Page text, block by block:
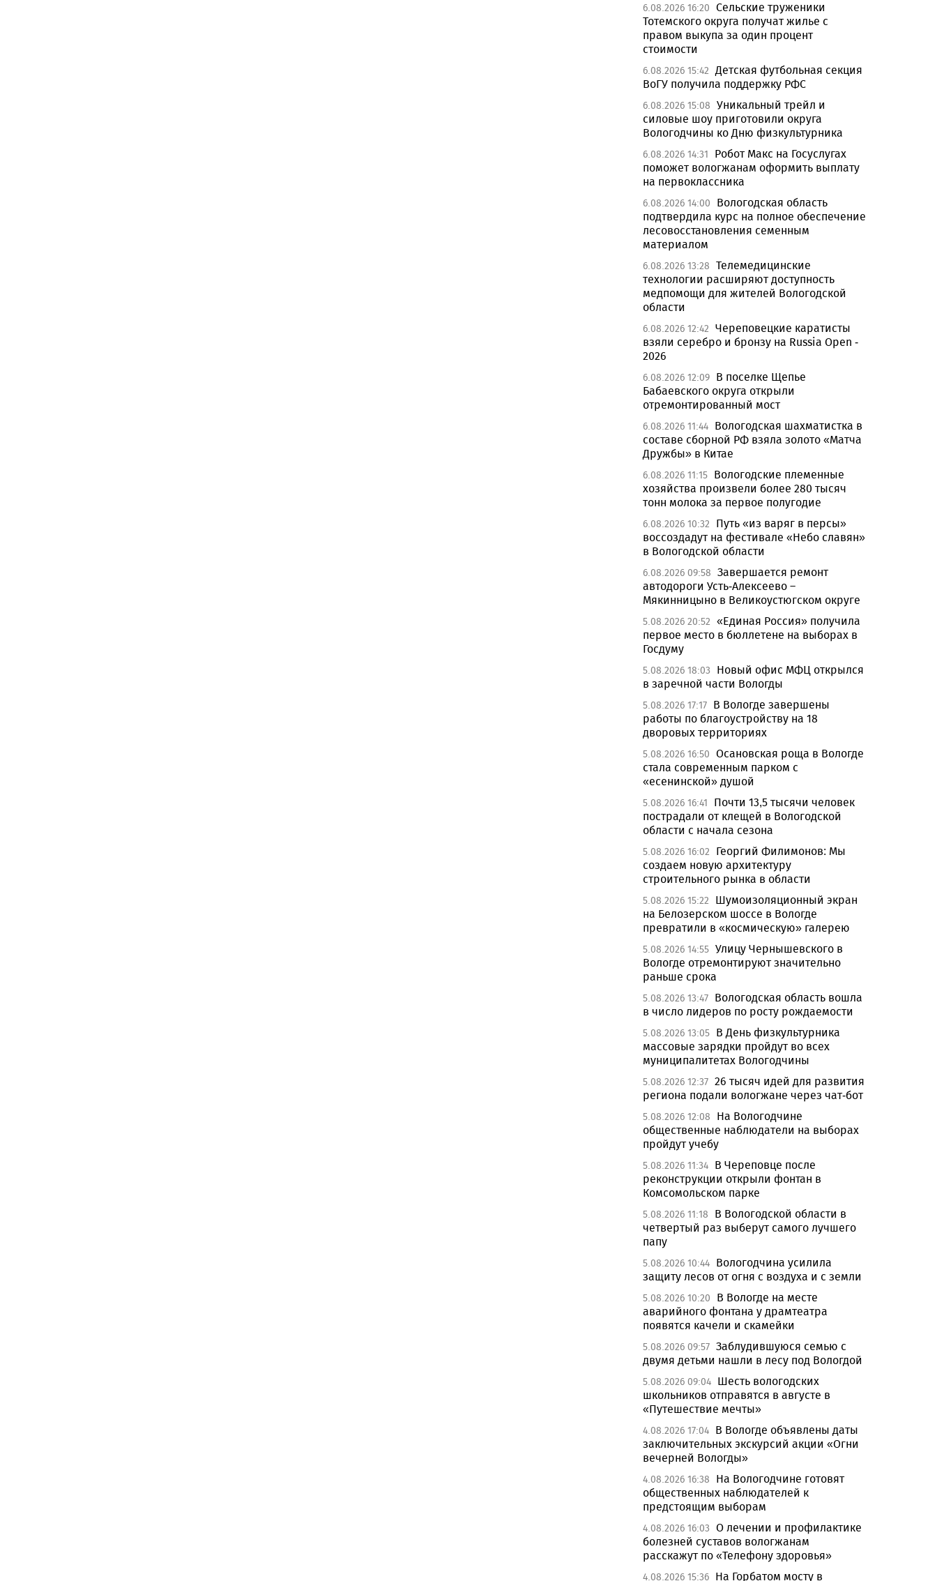
6.08.2026 16:20 Сельские труженики
Тотемского округа получат жилье с
правом выкупа за один процент
стоимости
6.08.2026 15:42 Детская футбольная секция
ВоГУ получила поддержку РФС
6.08.2026 15:08 Уникальный трейл и
силовые шоу приготовили округа
Вологодчины ко Дню физкультурника
6.08.2026 14:31
Робот Макс на Госуслугах
поможет вологжанам оформить выплату
на первоклассника
6.08.2026 14:00
Вологодская область
подтвердила курс на полное обеспечение
лесовосстановления семенным
материалом
6.08.2026 13:28 Телемедицинские
технологии расширяют доступность
медпомощи для жителей Вологодской
области
6.08.2026 12:42 Череповецкие каратисты
взяли серебро и бронзу на Russia Open -
2026
6.08.2026 12:09 В поселке Щепье
Бабаевского округа открыли
отремонтированный мост
6.08.2026 11:44 Вологодская шахматистка в
составе сборной РФ взяла золото «Матча
Дружбы» в Китае
6.08.2026 11:15 Вологодские племенные
хозяйства произвели более 280 тысяч
тонн молока за первое полугодие
6.08.2026 10:32
Путь «из варяг в персы»
воссоздадут на фестивале «Небо славян»
в Вологодской области
6.08.2026 09:58 Завершается ремонт
автодороги Усть-Алексеево –
Мякинницыно в Великоустюгском округе
5.08.2026 20:52 «Единая Россия» получила
первое место в бюллетене на выборах в
Госдуму
5.08.2026 18:03
Новый офис МФЦ открылся
в заречной части Вологды
5.08.2026 17:17 В Вологде завершены
работы по благоустройству на 18
дворовых территориях
5.08.2026 16:50 Осановская роща в Вологде
стала современным парком с
«есенинской» душой
5.08.2026 16:41
Почти 13,5 тысячи человек
пострадали от клещей в Вологодской
области с начала сезона
5.08.2026 16:02
Георгий Филимонов: Мы
создаем новую архитектуру
строительного рынка в области
5.08.2026 15:22
Шумоизоляционный экран
на Белозерском шоссе в Вологде
превратили в «космическую» галерею
5.08.2026 14:55 Улицу Чернышевского в
Вологде отремонтируют значительно
раньше срока
5.08.2026 13:47 Вологодская область вошла
в число лидеров по росту рождаемости
5.08.2026 13:05 В День физкультурника
массовые зарядки пройдут во всех
муниципалитетах Вологодчины
5.08.2026 12:37 26 тысяч идей для развития
региона подали вологжане через чат-бот
5.08.2026 12:08
На Вологодчине
общественные наблюдатели на выборах
пройдут учебу
5.08.2026 11:34 В Череповце после
реконструкции открыли фонтан в
Комсомольском парке
5.08.2026 11:18
В Вологодской области в
четвертый раз выберут самого лучшего
папу
5.08.2026 10:44 Вологодчина усилила
защиту лесов от огня с воздуха и с земли
5.08.2026 10:20
В Вологде на месте
аварийного фонтана у драмтеатра
появятся качели и скамейки
5.08.2026 09:57 Заблудившуюся семью с
двумя детьми нашли в лесу под Вологдой
5.08.2026 09:04 Шесть вологодских
школьников отправятся в августе в
«Путешествие мечты»
4.08.2026 17:04 В Вологде объявлены даты
заключительных экскурсий акции «Огни
вечерней Вологды»
4.08.2026 16:38
На Вологодчине готовят
общественных наблюдателей к
предстоящим выборам
4.08.2026 16:03 О лечении и профилактике
болезней суставов вологжанам
расскажут по «Телефону здоровья»
4.08.2026 15:36 На Горбатом мосту в